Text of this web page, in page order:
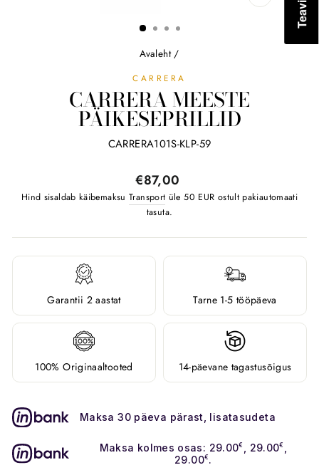
SULGE
Avaleht /
CARRERA
CARRERA MEESTE
PÄIKESEPRILLID
CARRERA101S-KLP-59
Tavahind
€87,00
Hind sisaldab käibemaksuTransport üle 50 EUR ostult pakiautomaati
tasuta.
Garantii 2 aastat Tarne 1-5 tööpäeva
100% Originaaltooted 14-päevane tagastusõigus
Maksa 30 päeva pärast, lisatasudeta
Maksa kolmes osas: 29.00€ , 29.00€
29.00€ .